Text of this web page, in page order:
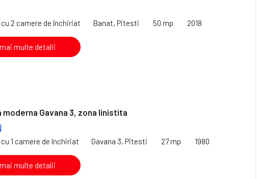
2 camere de închiriat Banat, Pitesti 50 mp 2018
multe detalii
moderna Gavana 3, zona linistita
1 camere de închiriat Gavana 3, Pitesti 27 mp 1980
multe detalii